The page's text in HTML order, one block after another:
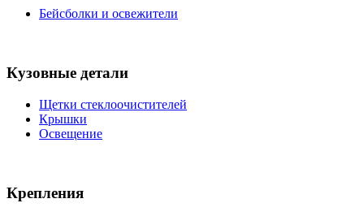
Бейсболки и освежители
Кузовные детали
Щетки стеклоочистителей
Крышки
Освещение
Крепления